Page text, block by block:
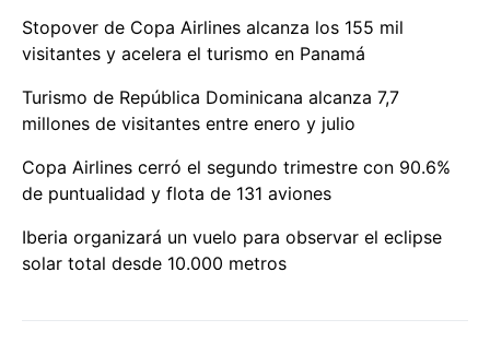
Stopover de Copa Airlines alcanza los 155 mil
visitantes y acelera el turismo en Panamá
Turismo de República Dominicana alcanza 7,7
millones de visitantes entre enero y julio
Copa Airlines cerró el segundo trimestre con 90.6%
de puntualidad y flota de 131 aviones
Iberia organizará un vuelo para observar el eclipse
solar total desde 10.000 metros